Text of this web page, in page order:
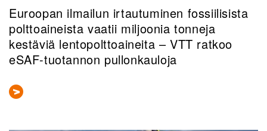
Euroopan ilmailun irtautuminen fossiilisista
polttoaineista vaatii miljoonia tonneja
kestäviä lentopolttoaineita – VTT ratkoo
eSAF-tuotannon pullonkauloja